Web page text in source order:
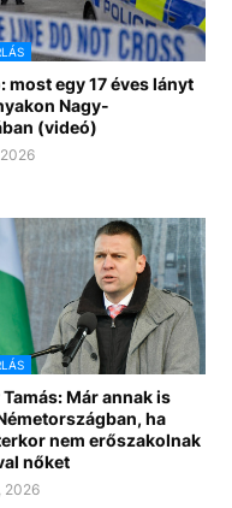
most egy 17 éves lányt
Nagy-
(videó)
Már annak is
ha
nem erőszakolnak
nőket
2026